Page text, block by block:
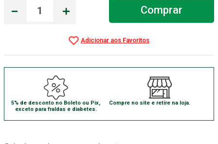
＋
－ Comprar
5% de desconto no Boleto ou Pix,
exceto para fraldas e diabetes.
Compre no site e retire na loja.